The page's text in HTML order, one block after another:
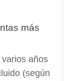
más
años
(según